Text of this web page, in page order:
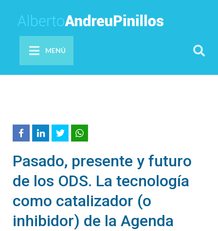
MENÚ
Pasado, presente y futuro
de los ODS. La tecnología
como catalizador (o
inhibidor) de la Agenda